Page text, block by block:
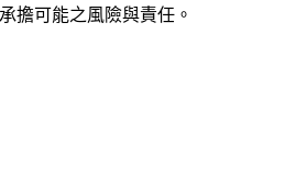
擔可能之風險與責任。